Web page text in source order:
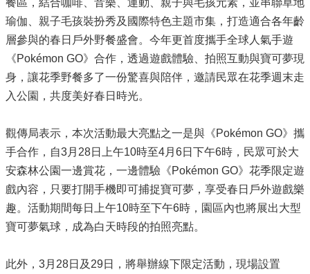
瑜伽、親子毛孩裝扮秀及國際特色主題市集，打造適合各年齡
層參與的春日戶外野餐盛會。今年更首度攜手全球人氣手遊
《Pokémon GO》合作，透過遊戲體驗、拍照互動與寶可夢現
身，讓花季野餐多了一份驚喜與陪伴，邀請民眾在花季週末走
入公園，共度美好春日時光。
觀傳局表示，本次活動最大亮點之一是與《Pokémon GO》攜
手合作，自3月28日上午10時至4月6日下午6時，民眾可於大
安森林公園一邊賞花，一邊體驗《Pokémon GO》花季限定遊
戲內容，只要打開手機即可捕捉寶可夢，享受春日戶外遊戲樂
趣。活動期間每日上午10時至下午6時，園區內也將展出大型
寶可夢氣球，成為白天時段的拍照亮點。
此外，3月28日及29日，將舉辦線下限定活動，現場設置